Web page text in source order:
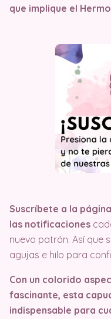
que implique el
Suscríbete a la
las notificaciones
nuevo patrón. Así que
agujas e hilo para
Con un colorido
fascinante, esta
indispensable para